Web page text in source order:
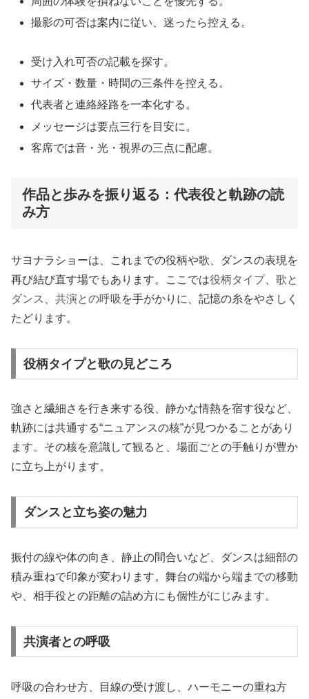
撮影の可否は案内に従い、迷ったら控える。
受け入れ可否の記載を探す。
サイズ・数量・時間の三条件を控える。
代表者と連絡経路を一本化する。
メッセージは要点三行を目安に。
客席では音・光・視界の三点に配慮。
作品と歩みを振り返る：代表役と軌跡の読
み方
サヨナラショーは、これまでの役柄や歌、ダンスの表現を
再び結び直す場でもあります。ここでは役柄タイプ、 歌と
ダンス
共演との呼吸 を手がかりに、記憶の糸をやさしく
たどります。
役柄タイプと歌の見どころ
強さと繊細さを行き来する役、静かな情熱を宿す役など、
軌跡には共通する“ニュアンスの核”が見つかることがあり
ます。その核を意識して観ると、場面ごとの手触りが豊か
に立ち上がります。
ダンスと立ち姿の魅力
振付の線や体の向き、静止の間合いなど、ダンスは細部の
積み重ねで印象が変わります。舞台の端から端までの移動
や、相手役との距離の詰め方にも個性がにじみます。
共演者との呼吸
呼吸の合わせ方、目線の受け渡し、ハーモニーの重ね方